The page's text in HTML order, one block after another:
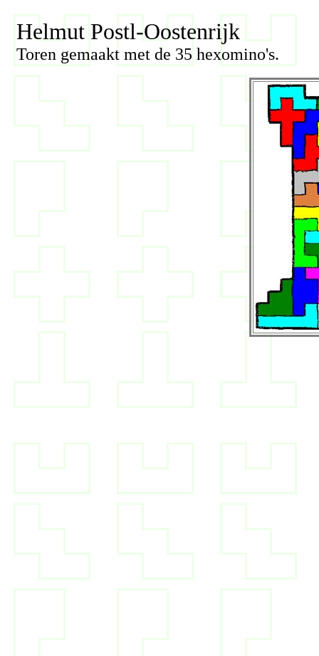
Helmut Postl-Oostenrijk
Toren gemaakt met de 35 hexomino's.